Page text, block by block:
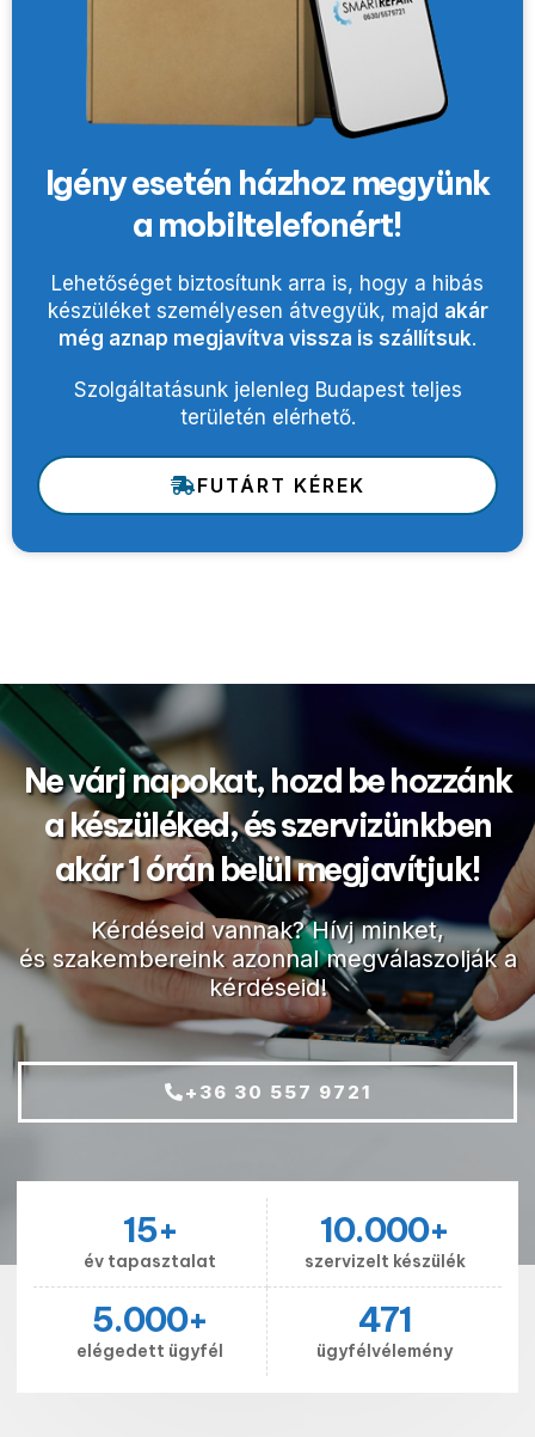
Igény esetén házhoz megyünk
a mobiltelefonért!
Lehetőséget biztosítunk arra is, hogy a hibás
készüléket személyesen átvegyük, majd akár
még aznap megjavítva vissza is szállítsuk.
Szolgáltatásunk jelenleg Budapest teljes
területén elérhető.
FUTÁRT KÉREK
Ne várj napokat, hozd be hozzánk
a készüléked, és szervizünkben
akár 1 órán belül megjavítjuk!
Kérdéseid vannak? Hívj minket,
és szakembereink azonnal megválaszolják a
kérdéseid!
+36 30 557 9721
év tapasztalat
15+
szervizelt készülék
10.000+
elégedett ügyfél
5.000+
ügyfélvélemény
471